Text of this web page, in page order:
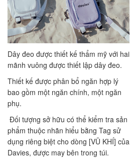
Dây đeo được thiết kế thẩm mỹ với hai
mãnh vuông được thiết lập dây đeo.
Thiết kế được phân bổ ngăn hợp lý
bao gồm một ngăn chính, một ngăn
phụ.
Đối tượng sở hữu có thể kiểm tra sản
phẩm thuộc nhãn hiểu bằng Tag sử
dụng riêng biệt cho dòng [VŨ KHÍ] của
Davies, được may bên trong túi.